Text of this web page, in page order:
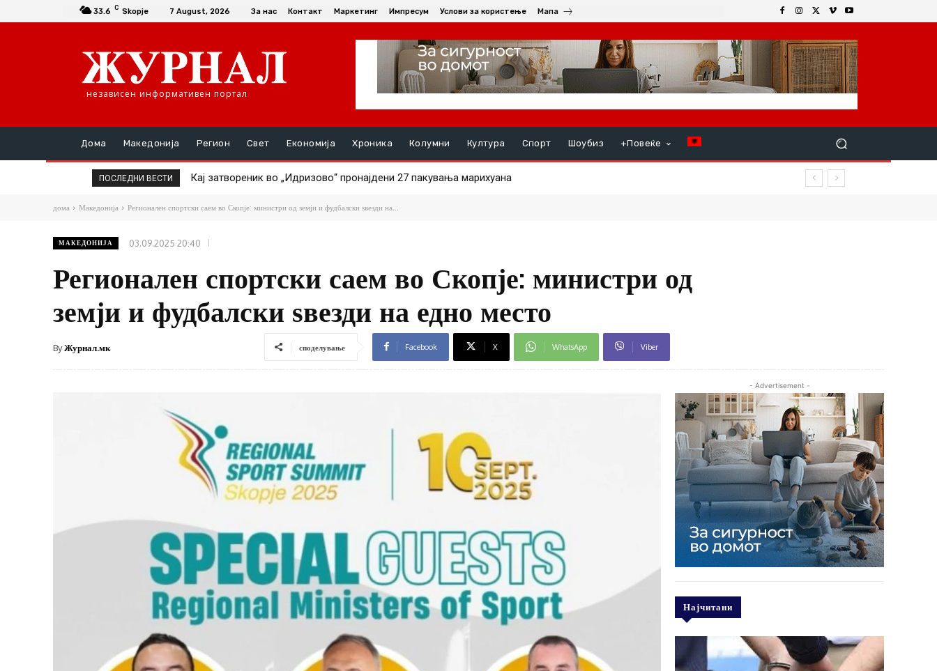
33.6 C Skopje 7 August, 2026 За нас Контакт Маркетинг Импресум Услови за користење Мапа
независен информативен портал
Дома Македонија Регион Свет Економија Хроника Колумни Култура Спорт Шоубиз +Повеќе
ПОСЛЕДНИ ВЕСТИ ТАТКО НАСИЛНИК ГО ТУРНАЛ СИНОТ (19) ПО СКАЛИ, момчето се здобило со тешки повреди
дома Македонија Регионален спортски саем во Скопје: министри од земји и фудбалски ѕвезди на...
МАКЕДОНИЈА 03.09.2025 20:40
Регионален спортски саем во Скопје: министри од
земји и фудбалски ѕвезди на едно место
ByЖурнал.мк споделување Facebook X WhatsApp Viber
- Advertisement -
Најчитани